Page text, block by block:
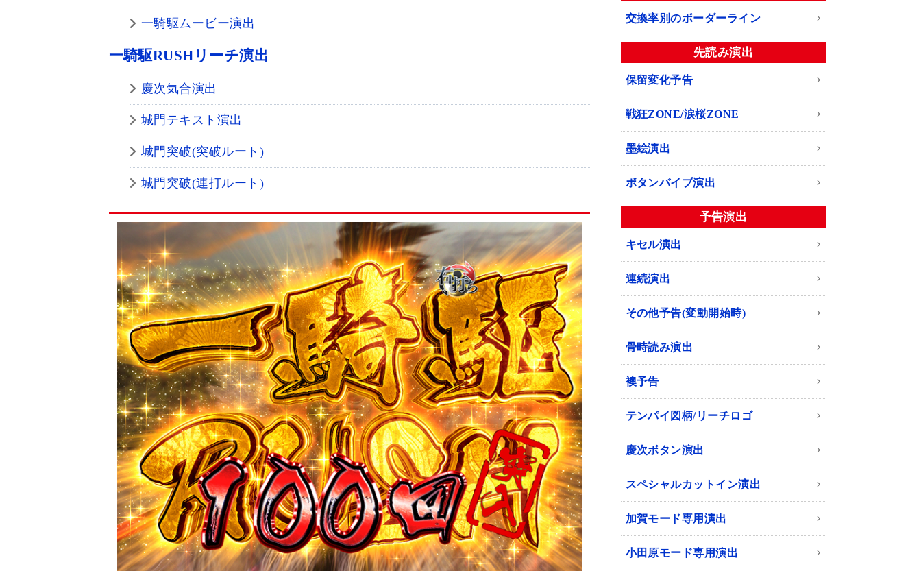
一騎駆ムービー演出
一騎駆RUSHリーチ演出
慶次気合演出
城門テキスト演出
城門突破(突破ルート)
城門突破(連打ルート)
交換率別のボーダーライン
先読み演出
保留変化予告
戦狂ZONE/涙桜ZONE
墨絵演出
ボタンバイブ演出
予告演出
キセル演出
連続演出
その他予告(変動開始時)
骨時読み演出
襖予告
テンパイ図柄/リーチロゴ
慶次ボタン演出
スペシャルカットイン演出
加賀モード専用演出
小田原モード専用演出